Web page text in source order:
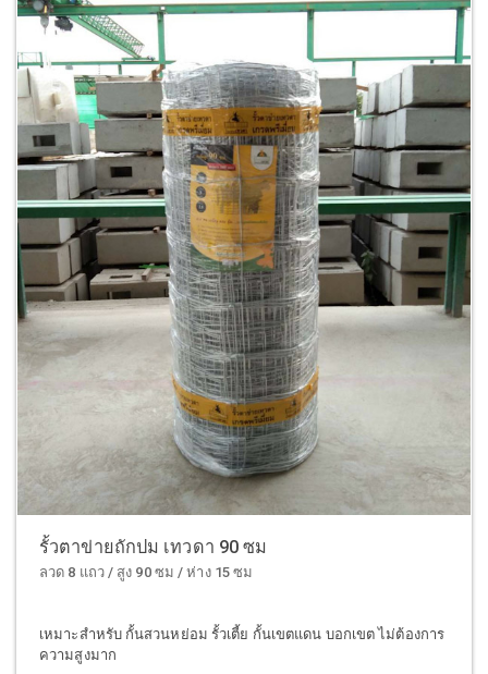
รั้วตาข่ายถักปม เทวดา 90 ซม
ลวด 8 แถว / สูง 90 ซม / ห่าง 15 ซม
เหมาะสำหรับ กั้นสวนหย่อม รั้วเตี้ย กั้นเขตแดน บอกเขต ไม่ต้องการ
ความสูงมาก